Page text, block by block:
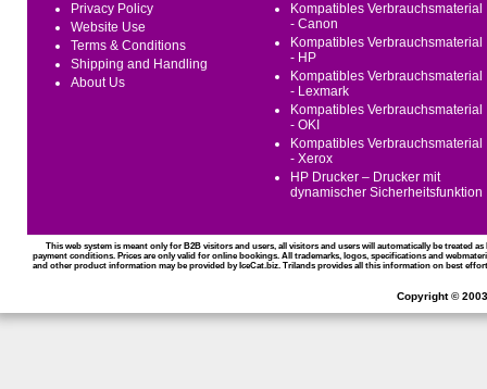
Privacy Policy
Website Use
Terms & Conditions
Shipping and Handling
About Us
Kompatibles Verbrauchsmaterial
- Canon
Kompatibles Verbrauchsmaterial
- HP
Kompatibles Verbrauchsmaterial
- Lexmark
Kompatibles Verbrauchsmaterial
- OKI
Kompatibles Verbrauchsmaterial
- Xerox
HP Drucker – Drucker mit
dynamischer Sicherheitsfunktion
This web system is meant only for B2B visitors and users, all visitors and users will automatically be treated
payment conditions. Prices are only valid for online bookings. All trademarks, logos, specifications and
and other product information may be provided by IceCat.biz. Trilands provides all this information on best
Copyright ©